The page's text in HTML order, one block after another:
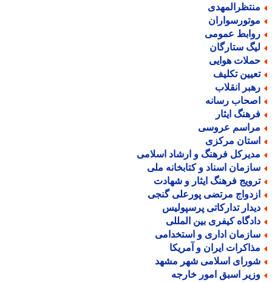
عمومی
ستارگان
هوایی
تکلیف
انقلاب
رسانه
ایثار
عروسی
مرکزی
فرهنگ و ارشاد اسلامی
اسناد و کتابخانه ملی
فرهنگ ایثار و شهادت
مرتضی پورعلی گنجی
تدارکاتی پرسپولیس
کیفری بین المللی
اداری و استخدامی
ایران و آمریکا
اسلامی شهر مشهد
اسبق امور خارجه